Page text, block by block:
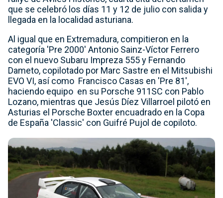
que se celebró los días 11 y 12 de julio con salida y
llegada en la localidad asturiana.
Al igual que en Extremadura, compitieron en la
categoría 'Pre 2000' Antonio Sainz-Víctor Ferrero
con el nuevo Subaru Impreza 555 y Fernando
Dameto, copilotado por Marc Sastre en el Mitsubishi
EVO VI, así como Francisco Casas en 'Pre 81',
haciendo equipo en su Porsche 911SC con Pablo
Lozano, mientras que Jesús Díez Villarroel pilotó en
Asturias el Porsche Boxter encuadrado en la Copa
de España 'Classic' con Guifré Pujol de copiloto.